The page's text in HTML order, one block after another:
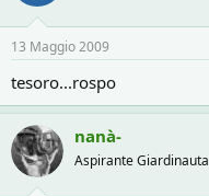
13 Maggio 2009
tesoro...rospo
nanà-
Aspirante Giardinauta